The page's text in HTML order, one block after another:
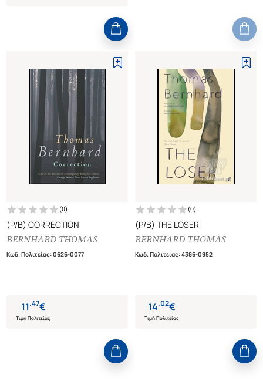
(0)
(P/B) CORRECTION
BERNHARD THOMAS
Κωδ. Πολιτείας:0626-0077
11.47€
Τιμή Πολιτείας
(0)
(P/B) THE LOSER
BERNHARD THOMAS
Κωδ. Πολιτείας:4386-0952
14.02€
Τιμή Πολιτείας